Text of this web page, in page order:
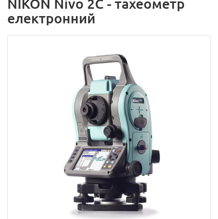
NIKON Nivo 2C - тахеометр
електронний